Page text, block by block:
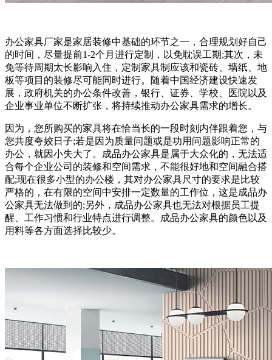
办公家具厂家是家居装修中基础的环节之一，合理规划好自己
的时间，尽量提前1-2个月进行定制，以免耽误工期;其次，未
免等待周期太长影响入住，定制家具制应该和瓷砖、墙纸、地
板等项目的装修尽可能同时进行。随着中国经济建设快速发
展，政府机关的办公条件改善，银行、证券、学校、医院以及
企业事业单位不断扩张，将持续推动办公家具需求的增长。
因为，您所购买的家具将在恰当长的一段时刻内伴跟着您，与
您共度夸姣日子;若是因为质量问题或是功用问题影响正常的
办公，就因小失大了。成品办公家具是属于大众化的，无法适
合每个企业公司的装修和空间需求，不能很好地和空间融合搭
配;现在很多小型的办公楼，其对办公家具尺寸的要求是比较
严格的，在有限的空间中安排一定数量的工作位，这是成品办
公家具无法做到的;另外，成品办公家具也无法对根据员工提
醒、工作习惯和行业特点进行调整。成品办公家具的颜色以及
用料等各方面选择比较少。